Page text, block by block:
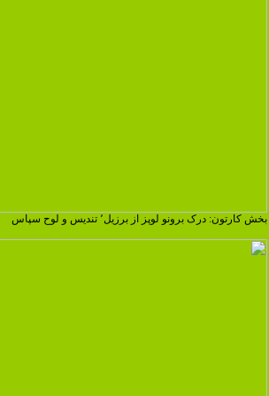
بخش کارتون: درک برونو لوپز از برزیل٬ تندیس و لوح سپاس